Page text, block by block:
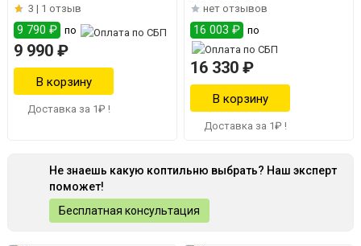
3 | 1 отзыв
9 790 ₽ по
9 990 ₽
Доставка за 1₽ !
нет отзывов
16 003 ₽ по
16 330 ₽
Доставка за 1₽ !
Не знаешь какую коптильню выбрать? Наш эксперт
поможет!
Бесплатная консультация